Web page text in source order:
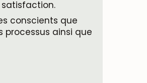
conscients que
processus ainsi que